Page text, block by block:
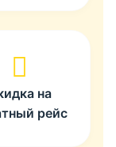
на
рейс